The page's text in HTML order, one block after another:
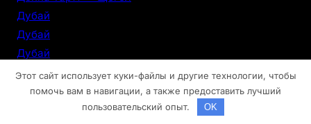
Дубай
Дубай
Дубай
Дубай
Дубай
Этот сайт использует куки-файлы и другие технологии, чтобы
помочь вам в навигации, а также предоставить лучший
пользовательский опыт.
OK